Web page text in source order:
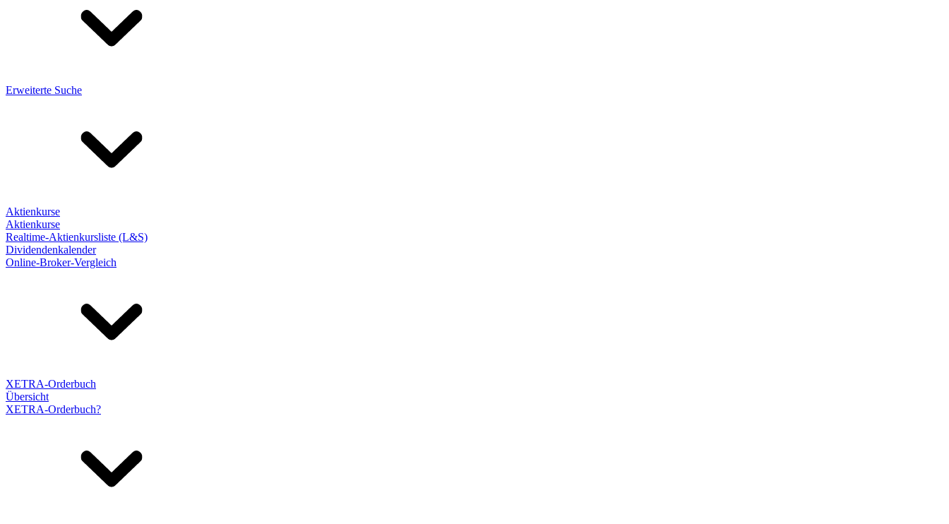
Erweiterte Suche
Aktienkurse
Aktienkurse
Realtime-Aktienkursliste (L&S)
Dividendenkalender
Online-Broker-Vergleich
XETRA-Orderbuch
Übersicht
XETRA-Orderbuch?